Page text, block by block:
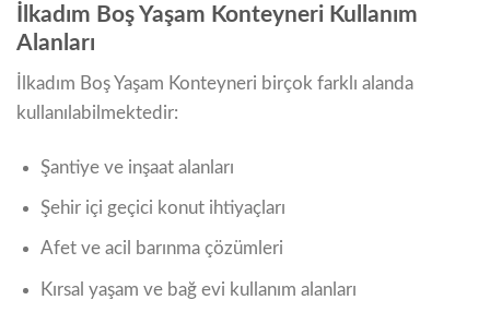
İlkadım Boş Yaşam Konteyneri Kullanım
Alanları
İlkadım Boş Yaşam Konteyneri birçok farklı alanda
kullanılabilmektedir:
Şantiye ve inşaat alanları
Şehir içi geçici konut ihtiyaçları
Afet ve acil barınma çözümleri
Kırsal yaşam ve bağ evi kullanım alanları